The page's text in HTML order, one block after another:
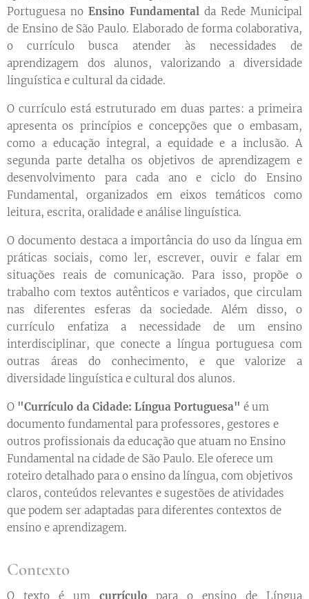
Portuguesa no Ensino Fundamental da Rede Municipal
de Ensino de São Paulo. Elaborado de forma colaborativa,
o currículo busca atender às necessidades de
aprendizagem dos alunos, valorizando a diversidade
linguística e cultural da cidade.
O currículo está estruturado em duas partes: a primeira
apresenta os princípios e concepções que o embasam,
como a educação integral, a equidade e a inclusão. A
segunda parte detalha os objetivos de aprendizagem e
desenvolvimento para cada ano e ciclo do Ensino
Fundamental, organizados em eixos temáticos como
leitura, escrita, oralidade e análise linguística.
O documento destaca a importância do uso da língua em
práticas sociais, como ler, escrever, ouvir e falar em
situações reais de comunicação. Para isso, propõe o
trabalho com textos autênticos e variados, que circulam
nas diferentes esferas da sociedade. Além disso, o
currículo enfatiza a necessidade de um ensino
interdisciplinar, que conecte a língua portuguesa com
outras áreas do conhecimento, e que valorize a
diversidade linguística e cultural dos alunos.
O "Currículo da Cidade: Língua Portuguesa" é um
documento fundamental para professores, gestores e
outros profissionais da educação que atuam no Ensino
Fundamental na cidade de São Paulo. Ele oferece um
roteiro detalhado para o ensino da língua, com objetivos
claros, conteúdos relevantes e sugestões de atividades
que podem ser adaptadas para diferentes contextos de
ensino e aprendizagem.
Contexto
O texto é um currículo para o ensino de Língua